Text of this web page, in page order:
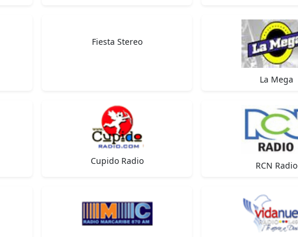
Fiesta Stereo
La Mega
Cupido Radio RCN Radio